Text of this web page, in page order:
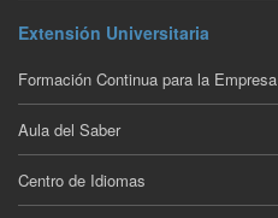
Extensión Universitaria
Formación Continua para la Empresa
Aula del Saber
Centro de Idiomas